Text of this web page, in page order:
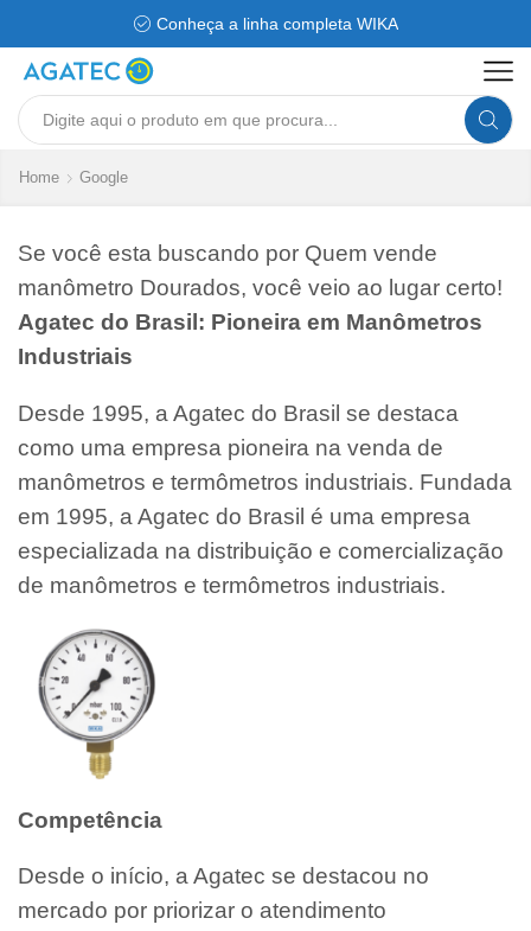
Conheça a linha completa WIKA
Search
Home Google
Se você esta buscando por Quem vende
manômetro Dourados, você veio ao lugar certo!
Agatec do Brasil: Pioneira em Manômetros
Industriais
Desde 1995, a Agatec do Brasil se destaca
como uma empresa pioneira na venda de
manômetros e termômetros industriais. Fundada
em 1995, a Agatec do Brasil é uma empresa
especializada na distribuição e comercialização
de manômetros e termômetros industriais.
Competência
Desde o início, a Agatec se destacou no
mercado por priorizar o atendimento